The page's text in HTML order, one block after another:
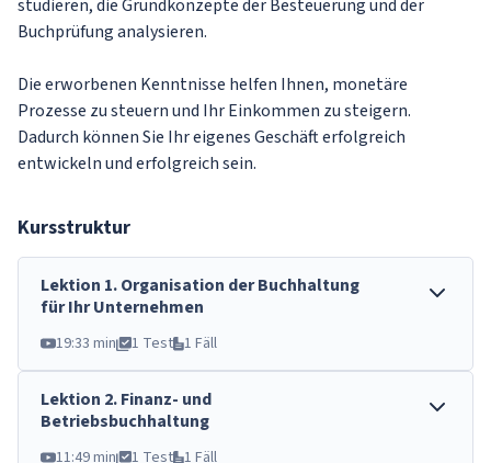
studieren, die Grundkonzepte der Besteuerung und der
Buchprüfung analysieren.
Die erworbenen Kenntnisse helfen Ihnen, monetäre
Prozesse zu steuern und Ihr Einkommen zu steigern.
Dadurch können Sie Ihr eigenes Geschäft erfolgreich
entwickeln und erfolgreich sein.
Kursstruktur
Lektion 1.Organisation der Buchhaltung
für Ihr Unternehmen
19:33 min 1 Test 1 Fäll
Lektion 2.Finanz- und
Betriebsbuchhaltung
11:49 min 1 Test 1 Fäll